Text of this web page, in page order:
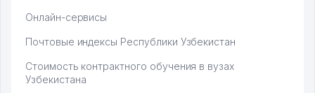
Онлайн-сервисы
Почтовые индексы Республики Узбекистан
Стоимость контрактного обучения в вузах
Узбекистана